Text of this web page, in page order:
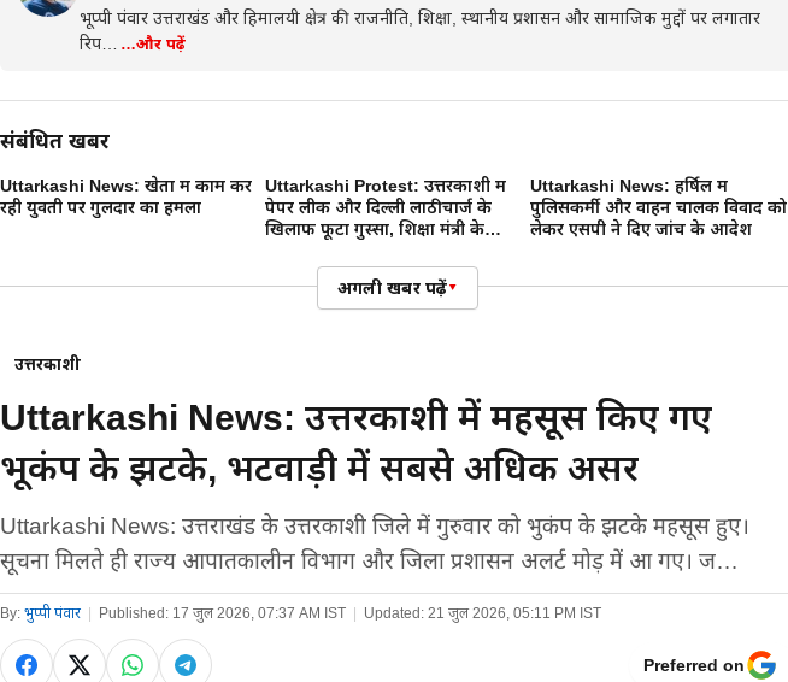
भूप्पी पंवार उत्तराखंड और हिमालयी क्षेत्र की राजनीति, शिक्षा, स्थानीय प्रशासन और सामाजिक मुद्दों पर लगातार
रिप…
…और पढ़ें
संबंधित खबरें
Uttarkashi News: खेतों में काम कर
रही युवती पर गुलदार का हमला
Uttarkashi Protest: उत्तरकाशी में
पेपर लीक और दिल्ली लाठीचार्ज के
खिलाफ फूटा गुस्सा, शिक्षा मंत्री के
Uttarkashi News: हर्षिल में
पुलिसकर्मी और वाहन चालक विवाद को
लेकर एसपी ने दिए जांच के आदेश
अगली खबर पढ़ें▾
उत्तरकाशी
Uttarkashi News: उत्तरकाशी में महसूस किए गए
भूकंप के झटके, भटवाड़ी में सबसे अधिक असर
Uttarkashi News: उत्तराखंड के उत्तरकाशी जिले में गुरुवार को भुकंप के झटके महसूस हुए।
सूचना मिलते ही राज्य आपातकालीन विभाग और जिला प्रशासन अलर्ट मोड़ में आ गए। ज…
By: भुप्पी पंवार | Published: 17 जुल 2026, 07:37 AM IST | Updated: 21 जुल 2026, 05:11 PM IST
Preferred on